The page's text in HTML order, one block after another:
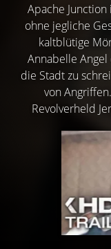
Apache
ohne jegliche
kaltblütige
Annabelle
die Stadt zu
von
Revolverheld